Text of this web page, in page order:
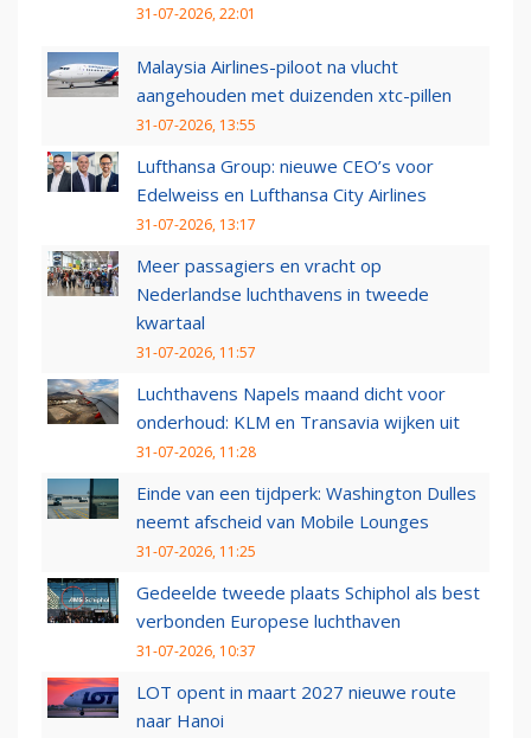
31-07-2026, 22:01
Malaysia Airlines-piloot na vlucht
aangehouden met duizenden xtc-pillen
31-07-2026, 13:55
Lufthansa Group: nieuwe CEO’s voor
Edelweiss en Lufthansa City Airlines
31-07-2026, 13:17
Meer passagiers en vracht op
Nederlandse luchthavens in tweede
kwartaal
31-07-2026, 11:57
Luchthavens Napels maand dicht voor
onderhoud: KLM en Transavia wijken uit
31-07-2026, 11:28
Einde van een tijdperk: Washington Dulles
neemt afscheid van Mobile Lounges
31-07-2026, 11:25
Gedeelde tweede plaats Schiphol als best
verbonden Europese luchthaven
31-07-2026, 10:37
LOT opent in maart 2027 nieuwe route
naar Hanoi